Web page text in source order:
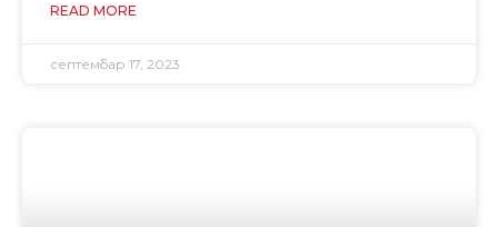
READ MORE
септембар 17, 2023